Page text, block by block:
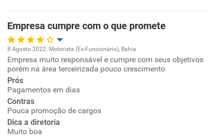
Benefícios
Recomenda esta empresa
Recomenda a diretoria
Empresa cumpre com o que promete
Oportunidade de promoção
Ambiente de trabalho
Conciliação com a vida familiar
Benefícios
8 Agosto 2022. Motorista (Ex-Funcionário), Bahia
Empresa muito responsável e cumpre com seus objetivos
porém na área terceirizada pouco crescimento
Prós
Pagamentos em dias
Contras
Pouca promoção de cargos
Dica a diretoria
Muito boa